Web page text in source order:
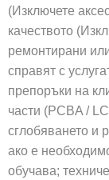
(Изключете
качеството
ремонтирани
справят с
препоръки на
части (PCBA /
сглобяването и
ако е
обучава;